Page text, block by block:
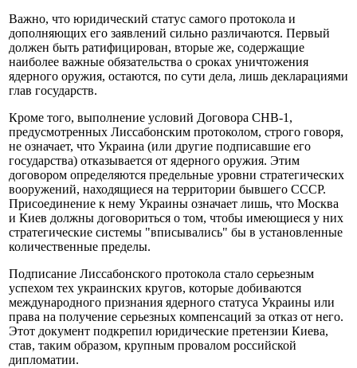
Важно, что юридический статус самого протокола и
дополняющих его заявлений сильно различаются. Первый
должен быть ратифицирован, вторые же, содержащие
наиболее важные обязательства о сроках уничтожения
ядерного оружия, остаются, по сути дела, лишь декларациями
глав государств.
Кроме того, выполнение условий Договора СНВ-1,
предусмотренных Лиссабонским протоколом, строго говоря,
не означает, что Украина (или другие подписавшие его
государства) отказывается от ядерного оружия. Этим
договором определяются предельные уровни стратегических
вооружений, находящиеся на территории бывшего СССР.
Присоединение к нему Украины означает лишь, что Москва
и Киев должны договориться о том, чтобы имеющиеся у них
стратегические системы "вписывались" бы в установленные
количественные пределы.
Подписание Лиссабонского протокола стало серьезным
успехом тех украинских кругов, которые добиваются
международного признания ядерного статуса Украины или
права на получение серьезных компенсаций за отказ от него.
Этот документ подкрепил юридические претензии Киева,
став, таким образом, крупным провалом российской
дипломатии.